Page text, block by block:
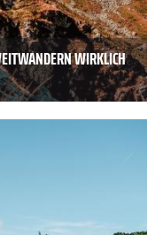
WIRKLICH